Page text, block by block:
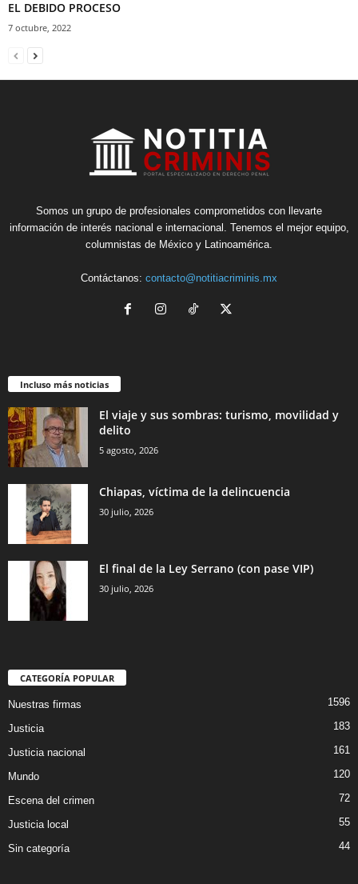
EL DEBIDO PROCESO
7 octubre, 2022
Somos un grupo de profesionales comprometidos con llevarte
información de interés nacional e internacional. Tenemos el mejor equipo,
columnistas de México y Latinoamérica.
Contáctanos: contacto@notitiacriminis.mx
Incluso más noticias
El viaje y sus sombras: turismo, movilidad y
delito
5 agosto, 2026
Chiapas, víctima de la delincuencia
30 julio, 2026
El final de la Ley Serrano (con pase VIP)
30 julio, 2026
CATEGORÍA POPULAR
Nuestras firmas 1596
Justicia 183
Justicia nacional 161
Mundo 120
Escena del crimen 72
Justicia local 55
Sin categoría 44